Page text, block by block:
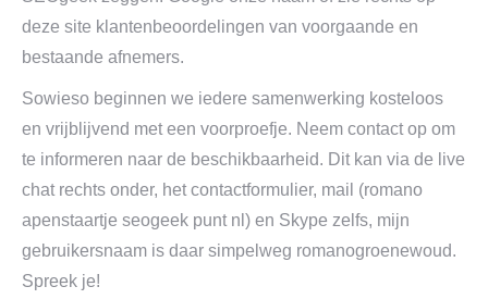
deze site klantenbeoordelingen van voorgaande en
bestaande afnemers.
Sowieso beginnen we iedere samenwerking kosteloos
en vrijblijvend met een voorproefje. Neem contact op om
te informeren naar de beschikbaarheid. Dit kan via de live
chat rechts onder, het contactformulier, mail (romano
apenstaartje seogeek punt nl) en Skype zelfs, mijn
gebruikersnaam is daar simpelweg romanogroenewoud.
Spreek je!